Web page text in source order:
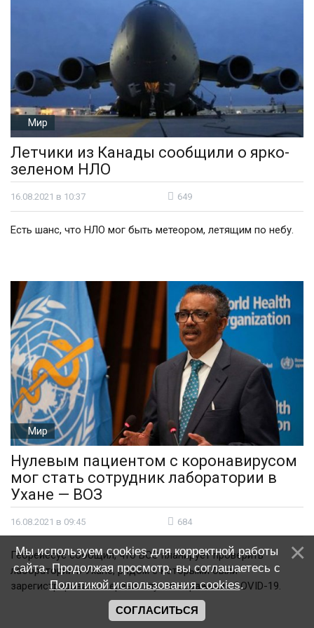
Мир
Летчики из Канады сообщили о ярко-
зеленом НЛО
16.08.2021 в 10:37 649
Есть шанс, что НЛО мог быть метеором, летящим по небу.
Мир
Нулевым пациентом с коронавирусом
мог стать сотрудник лаборатории в
Ухане — ВОЗ
16.08.2021 в 09:45 684
Гебрейесус сообщил, что ВОЗ планирует проверить
лаборатории в Ухане, рядом с которыми были
зарегистрированы первые случаи заражения COVID-19.
Мы используем cookies для корректной работы
сайта. Продолжая просмотр, вы соглашаетесь с
Политикой использования cookies.
СОГЛАСИТЬСЯ